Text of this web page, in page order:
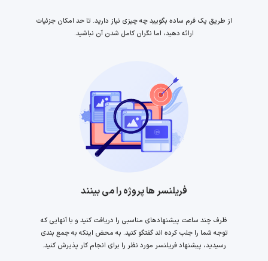
از طریق یک فرم ساده بگویید چه چیزی نیاز دارید. تا حد امکان جزئیات
ارائه دهید، اما نگران کامل شدن آن نباشید.
فریلنسر ها پروژه را می بینند
ظرف چند ساعت پیشنهادهای مناسبی را دریافت کنید و با آنهایی که
توجه شما را جلب کرده اند گفتگو کنید. به محض اینکه به جمع بندی
رسیدید، پیشنهاد فریلنسر مورد نظر را برای انجام کار پذیرش کنید.